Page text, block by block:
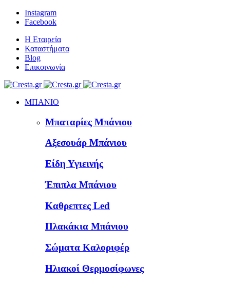
Instagram
Facebook
Η Εταιρεία
Καταστήματα
Blog
Επικοινωνία
ΜΠΑΝΙΟ
Μπαταρίες Μπάνιου
Αξεσουάρ Μπάνιου
Είδη Υγιεινής
Έπιπλα Μπάνιου
Καθρεπτες Led
Πλακάκια Μπάνιου
Σώματα Καλοριφέρ
Ηλιακοί Θερμοσίφωνες